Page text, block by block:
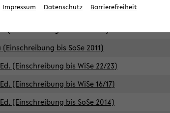
(Einschreibung bis SoSe 2015)
bis SoSe 2011)
(Einschreibung bis WiSe 22/23)
(Einschreibung bis WiSe 16/17)
(Einschreibung bis SoSe 2014)
Impressum Datenschutz Barrierefreiheit